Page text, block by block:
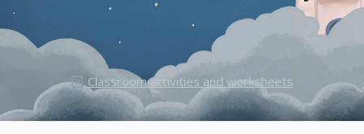
Classroom activities and worksheets